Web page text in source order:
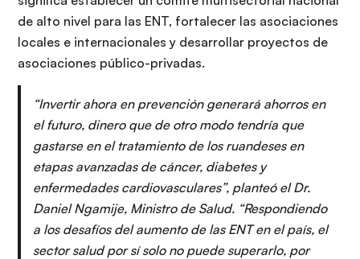
de alto nivel para las ENT, fortalecer las asociaciones
locales e internacionales y desarrollar proyectos de
asociaciones público-privadas.
“Invertir ahora en prevención generará ahorros en
el futuro, dinero que de otro modo tendría que
gastarse en el tratamiento de los ruandeses en
etapas avanzadas de cáncer, diabetes y
enfermedades cardiovasculares”, planteó el Dr.
Daniel Ngamije, Ministro de Salud. “Respondiendo
a los desafíos del aumento de las ENT en el país, el
sector salud por sí solo no puede superarlo, por